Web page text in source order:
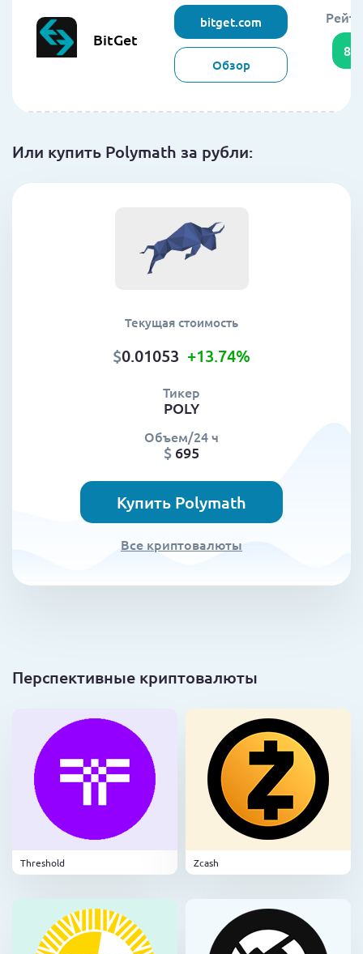
BitGet
bitget.com
Обзор
85
Или купить Polymath за рубли:
Текущая стоимость
$0.01053 +13.74%
Тикер
POLY
Объем/24 ч
$ 695
Купить Polymath
Все криптовалюты
Перспективные криптовалюты
Threshold Zcash